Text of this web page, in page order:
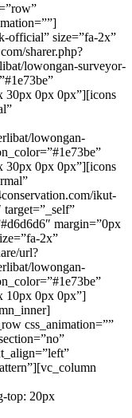
official” size=”fa-2x”
sharer.php?
lowongan-surveyor-
30px 0px 0px”][icons
lowongan-
30px 0px 0px”][icons
ikut-
margin=”0px
2x”
url?
lowongan-
10px 0px 0px”]
css_animation=””
top: 20px